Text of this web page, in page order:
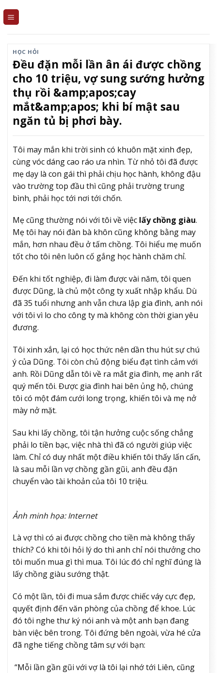
HỌC HỎI
Đều đặn mỗi lần ân ái được chồng
cho 10 triệu, vợ sung sướng hưởng
thụ rồi &amp;apos;cay
mắt&amp;apos; khi bí mật sau
ngăn tủ bị phơi bày.
Tôi may mắn khi trời sinh có khuôn mặt xinh đẹp,
cùng vóc dáng cao ráo ưa nhìn. Từ nhỏ tôi đã được
mẹ dạy là con gái thì phải chịu học hành, không đậu
vào trường top đầu thì cũng phải trường trung
bình, phải học tới nơi tới chốn.
Mẹ cũng thường nói với tôi về việc lấy chồng giàu.
Mẹ tôi hay nói đàn bà khôn cũng không bằng may
mắn, hơn nhau đều ở tấm chồng. Tôi hiểu mẹ muốn
tốt cho tôi nên luôn cố gắng học hành chăm chỉ.
Đến khi tốt nghiệp, đi làm được vài năm, tôi quen
được Dũng, là chủ một công ty xuất nhập khẩu. Dù
đã 35 tuổi nhưng anh vẫn chưa lập gia đình, anh nói
với tôi vì lo cho công ty mà không còn thời gian yêu
đương.
Tôi xinh xắn, lại có học thức nên dần thu hút sự chú
ý của Dũng. Tôi còn chủ động biểu đạt tình cảm với
anh. Rồi Dũng dẫn tôi về ra mắt gia đình, mẹ anh rất
quý mến tôi. Được gia đình hai bên ủng hộ, chúng
tôi có một đám cưới long trọng, khiến tôi và mẹ nở
mày nở mặt.
Sau khi lấy chồng, tôi tận hưởng cuộc sống chẳng
phải lo tiền bạc, việc nhà thì đã có người giúp việc
làm. Chỉ có duy nhất một điều khiến tôi thấy lấn cấn,
là sau mỗi lần vợ chồng gần gũi, anh đều đặn
chuyển vào tài khoản của tôi 10 triệu.
Ảnh minh họa: Internet
Là vợ thì có ai được chồng cho tiền mà không thấy
thích? Có khi tôi hỏi lý do thì anh chỉ nói thưởng cho
tôi muốn mua gì thì mua. Tôi lúc đó chỉ nghĩ đúng là
lấy chồng giàu sướng thật.
Có một lần, tôi đi mua sắm được chiếc váy cực đẹp,
quyết định đến văn phòng của chồng để khoe. Lúc
đó tôi nghe thư ký nói anh và một anh bạn đang
bàn việc bên trong. Tôi đứng bên ngoài, vừa hé cửa
đã nghe tiếng chồng tâm sự với bạn:
“Mỗi lần gần gũi với vợ là tôi lại nhớ tới Liên, cũng